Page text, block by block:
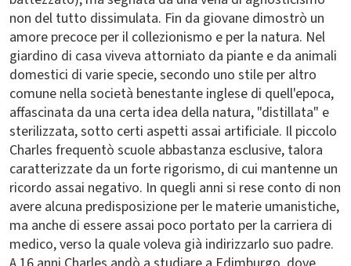
non del tutto dissimulata. Fin da giovane dimostrò un
amore precoce per il collezionismo e per la natura. Nel
giardino di casa viveva attorniato da piante e da animali
domestici di varie specie, secondo uno stile per altro
comune nella società benestante inglese di quell'epoca,
affascinata da una certa idea della natura, "distillata" e
sterilizzata, sotto certi aspetti assai artificiale. Il piccolo
Charles frequentò scuole abbastanza esclusive, talora
caratterizzate da un forte rigorismo, di cui mantenne un
ricordo assai negativo. In quegli anni si rese conto di non
avere alcuna predisposizione per le materie umanistiche,
ma anche di essere assai poco portato per la carriera di
medico, verso la quale voleva già indirizzarlo suo padre.